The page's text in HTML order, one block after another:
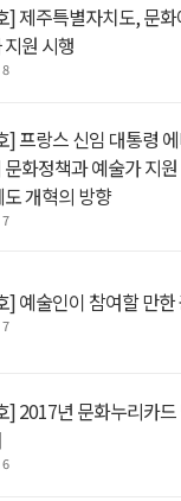
] 제주특별자치도, 문
원 시행
] 프랑스 신임 대통령
문화정책과 예술가 지
도 개혁의 방향
] 예술인이 참여할 만한
] 2017년 문화누리카드